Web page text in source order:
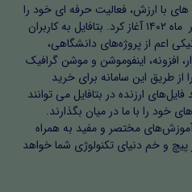
با ارزش، فعالیت حرفه ای خود را
با اخذ مجوزهای مربوطه در شهریور ماه ۱۴۰۲ آغاز کرد. بتافایل به کاربران
اعم از پروژه‌های دانشگاهی،
افزونه، اینفوموشن و موشن گرافیک
از طریق این سامانه برای خرید
ارزنده در بتافایل می توانند
را با ما در میان بگذارند.
مختصر و مفید به همراه
پیچ و خم دنیای تکنولوژی شما خواهد